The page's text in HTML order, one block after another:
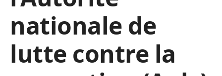
nationale de
lutte contre la